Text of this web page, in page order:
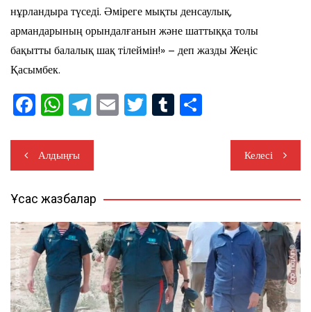
нұрландыра түседі. Әміреге мықты денсаулық,
армандарының орындалғанын және шаттыққа толы
бақытты балалық шақ тілеймін!» – деп жазды Жеңіс
Қасымбек.
F
c
e
b
o
o
k
W
at
s
A
p
p
T
e
gr
a
m
E T T
r
Жазба
навигациясы
Алдыңғы Келесі
Ұқсас жазбалар